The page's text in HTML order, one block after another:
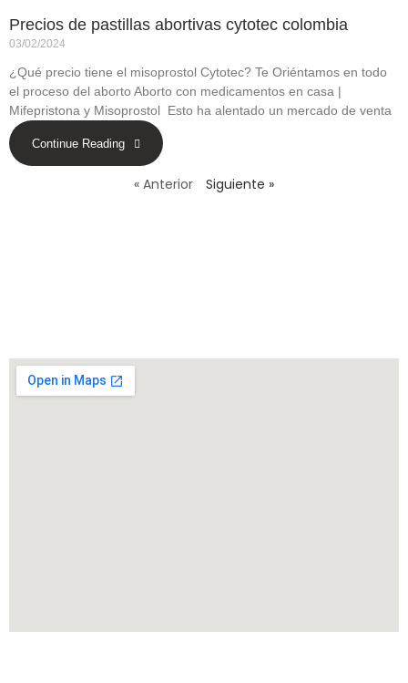
Precios de pastillas abortivas cytotec colombia
03/02/2024
¿Qué precio tiene el misoprostol Cytotec? Te Oriéntamos en todo
el proceso del aborto Aborto con medicamentos en casa |
Mifepristona y Misoprostol Esto ha alentado un mercado de venta
Continue Reading
« Anterior Siguiente »